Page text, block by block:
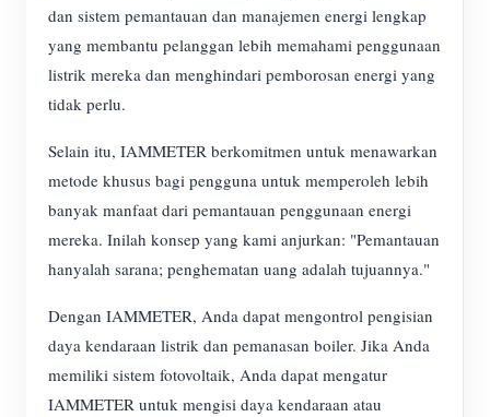
dan sistem pemantauan dan manajemen energi lengkap
yang membantu pelanggan lebih memahami penggunaan
listrik mereka dan menghindari pemborosan energi yang
tidak perlu.
Selain itu, IAMMETER berkomitmen untuk menawarkan
metode khusus bagi pengguna untuk memperoleh lebih
banyak manfaat dari pemantauan penggunaan energi
mereka. Inilah konsep yang kami anjurkan: "Pemantauan
hanyalah sarana; penghematan uang adalah tujuannya."
Dengan IAMMETER, Anda dapat mengontrol pengisian
daya kendaraan listrik dan pemanasan boiler. Jika Anda
memiliki sistem fotovoltaik, Anda dapat mengatur
IAMMETER untuk mengisi daya kendaraan atau